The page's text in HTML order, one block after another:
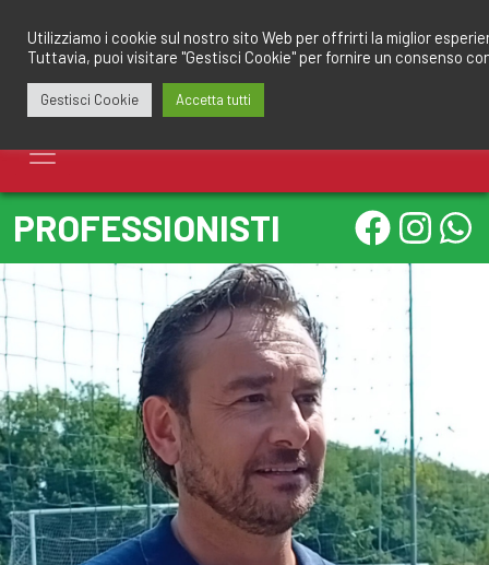
contenuto
PROFESSIONISTI
Utilizziamo i cookie sul nostro sito Web per offrirti la miglior
Tuttavia, puoi visitare "Gestisci Cookie" per fornire un consenso
Gestisci Cookie Accetta tutti